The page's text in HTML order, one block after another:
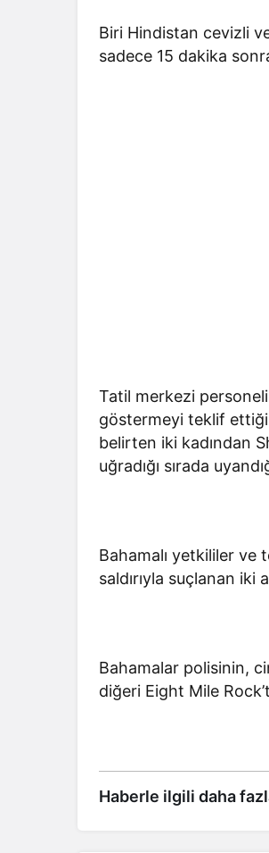
Biri Hindistan cevizli
sadece 15 dakika
Tatil merkezi
göstermeyi teklif
belirten iki kadından
uğradığı sırada
Bahamalı yetkililer
saldırıyla suçlanan
Bahamalar polisinin,
diğeri Eight Mile
Haberle ilgili daha